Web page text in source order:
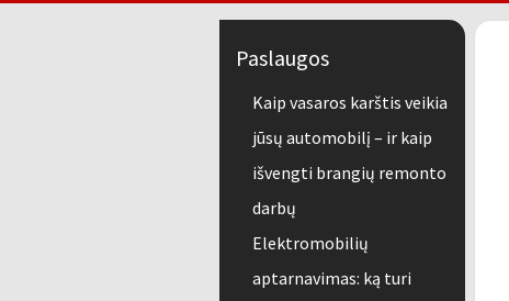
Paslaugos
Kaip vasaros karštis veikia
jūsų automobilį – ir kaip
išvengti brangių remonto
darbų
Elektromobilių
aptarnavimas: ką turi